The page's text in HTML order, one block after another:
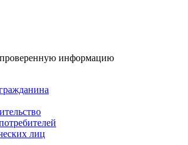
информацию
лиц